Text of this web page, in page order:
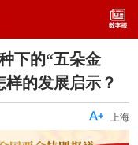
下的“五朵金
的发展启示？
上海
